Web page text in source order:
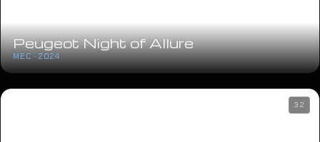
Peugeot Night of Allure
MEC · 2024
32